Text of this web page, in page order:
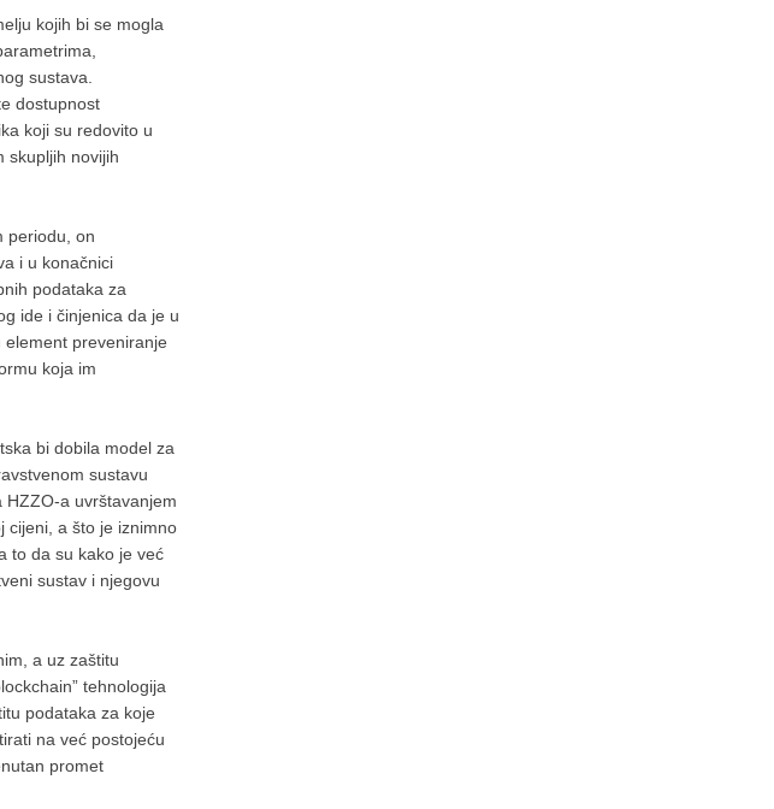
kojih bi se mogla
sustava.
dostupnost
koji su redovito u
skupljih novijih
periodu, on
i u konačnici
podataka za
ide i činjenica da je u
preveniranje
koja im
bi dobila model za
sustavu
HZZO-a uvrštavanjem
cijeni, a što je iznimno
to da su kako je već
sustav i njegovu
a uz zaštitu
tehnologija
podataka za koje
na već postojeću
promet